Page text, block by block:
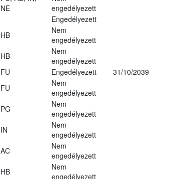
NE
engedélyezett
Engedélyezett
HB
Nem
engedélyezett
HB
Nem
engedélyezett
FU Engedélyezett
31/10/2039
FU
Nem
engedélyezett
PG
Nem
engedélyezett
IN
Nem
engedélyezett
AC
Nem
engedélyezett
HB
Nem
engedélyezett